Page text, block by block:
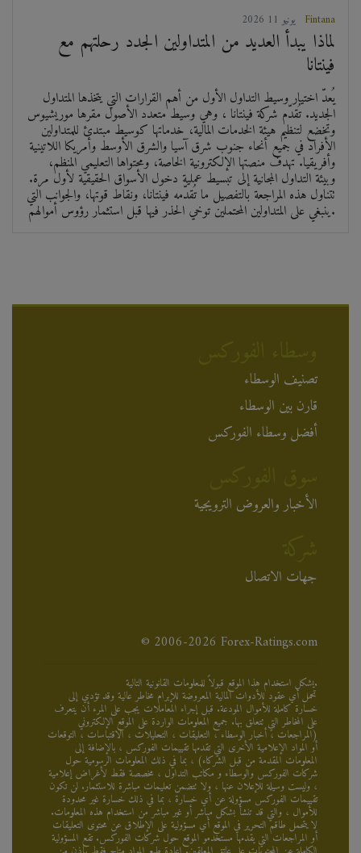
2026 يونيو 11 Fintana
لماذا يبدأ العديد من المتداولين الجدد رحلتهم مع
فينتانا
يُعدّ اختيار وسيط التداول الأول من أهم القرارات التي يتخذها المتداول
الجديد. تُقدّم شركة فينتانا ، وهي وسيط متعدد الأصول مقرها موريشيوس
وتخضع لتنظيم هيئة الخدمات المالية، خدماتها كوسيط مبتدئ للمتداولين
الأفراد في جميع أنحاء جنوب شرق آسيا والشرق الأوسط وأمريكا اللاتينية
وأفريقيا. تهدف منصتها الإلكترونية الخاصة، ومحتواها التعليمي المنظم،
وبيئة التداول المجانية إلى تبسيط عملية دخول الأسواق الحقيقية لأول مرة.
تتناول هذه المراجعة بالتفصيل ما تُقدّمه فينتانا، ونقاط قوتها، والجوانب التي
ينبغي على المتداولين المحتملين توخي الحذر فيها قبل استثمار رؤوس أموالهم.
تصنيف الوسطاء
قارن بين الوسطاء
أفضل وسطاء الفوركس
الأخبار والعروض الترويجية
جهات الاتصال
© 2006-2026 Forex-Ratings.com
يشكل استخدام هذا الموقع قبولاً للمعلومات القانونية التالية.
تحمل أي عقود للأدوات المالية المعروضة للإبرام مخاطر عالية وقد تؤدي إلى
خسارة كاملة للأموال المودعة. قبل إجراء المعاملات يجب على المرء أن يتعرف
على المخاطر التي تتعلق بها. جميع المعلومات الواردة على الموقع الإلكتروني
(المراجعات ، أخبار الوسطاء ، التعليقات ، التحليلات ، الاقتباسات ، التوقعات
أو المواد الإعلامية الأخرى التي تقدمها تقييمات الفوركس ، بالإضافة إلى
المعلومات المقدمة من قبل الشركاء) ، بما في ذلك المعلومات الرسومية حول
شركات الفوركس والوسطاء و مكاتب التداول ، مخصصة فقط لأغراض إعلامية
، وليست وسيلة للإعلان عنها ، ولا تتضمن تعليمات مباشرة للاستثمار. لن تكون
تقييمات الفوركس مسؤولة عن أي خسارة ، بما في ذلك خسارة غير محدودة
للأموال ، والتي قد تنشأ بشكل مباشر أو غير مباشر من استخدام هذه المعلومات.
لا يتحمل طاقم التحرير في الموقع أي مسؤولية على الإطلاق عن محتوى التعليقات
أو المراجعات التي يقدمها مستخدمو الموقع حول شركات الفوركس. تقع المسؤولية